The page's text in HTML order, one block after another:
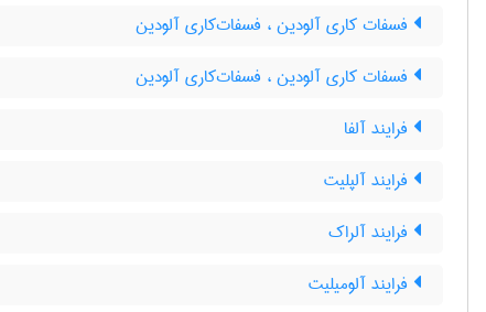
فسفات کاری آلودین ، فسفات‌کاری آلودین
فسفات کاری آلودین ، فسفات‌کاری آلودین
فرایند آلفا
فرایند آلپلیت
فرایند آلراک
فرایند آلومیلیت